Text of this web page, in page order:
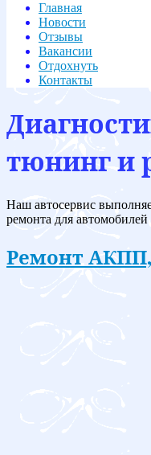
Главная
Новости
Отзывы
Вакансии
Отдохнуть
Контакты
тюнинг и
Наш автосервис
ремонта для
Ремонт